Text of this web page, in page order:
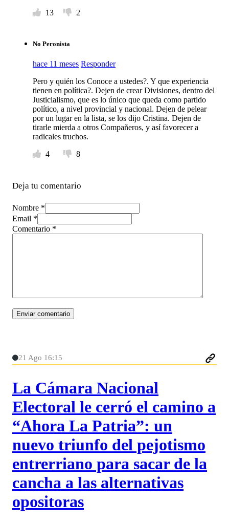
13 2
No Peronista
hace 11 meses Responder
Pero y quién los Conoce a ustedes?. Y que experiencia
tienen en política?. Dejen de crear Divisiones, dentro del
Justicialismo, que es lo único que queda como partido
político, a nivel provincial y nacional. Dejen de pelear
por un lugar en la lista, se los dijo Cristina. Dejen de
tirarle mierda a otros Compañeros, y así favorecer a
radicales truchos.
4
8
Deja tu comentario
Nombre *
Email *
Comentario *
21 Ago 16:15
La Cámara Nacional
Electoral le cerró el camino a
“Ahora La Patria”: un
nuevo triunfo del pejotismo
entrerriano para sacar de la
cancha a las alternativas
opositoras